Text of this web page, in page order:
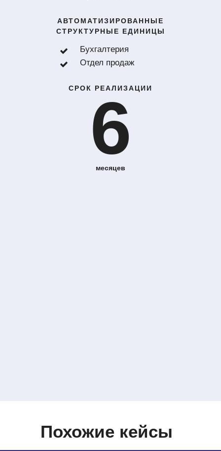
АВТОМАТИЗИРОВАННЫЕ
СТРУКТУРНЫЕ ЕДИНИЦЫ
Бухгалтерия
Отдел продаж
СРОК РЕАЛИЗАЦИИ
6
месяцев
Похожие кейсы